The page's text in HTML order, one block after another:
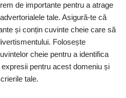
de importante pentru a atrage
tale. Asigură-te că
și conțin cuvinte cheie care să
Folosește
cheie pentru a identifica
pentru acest domeniu și
tale.